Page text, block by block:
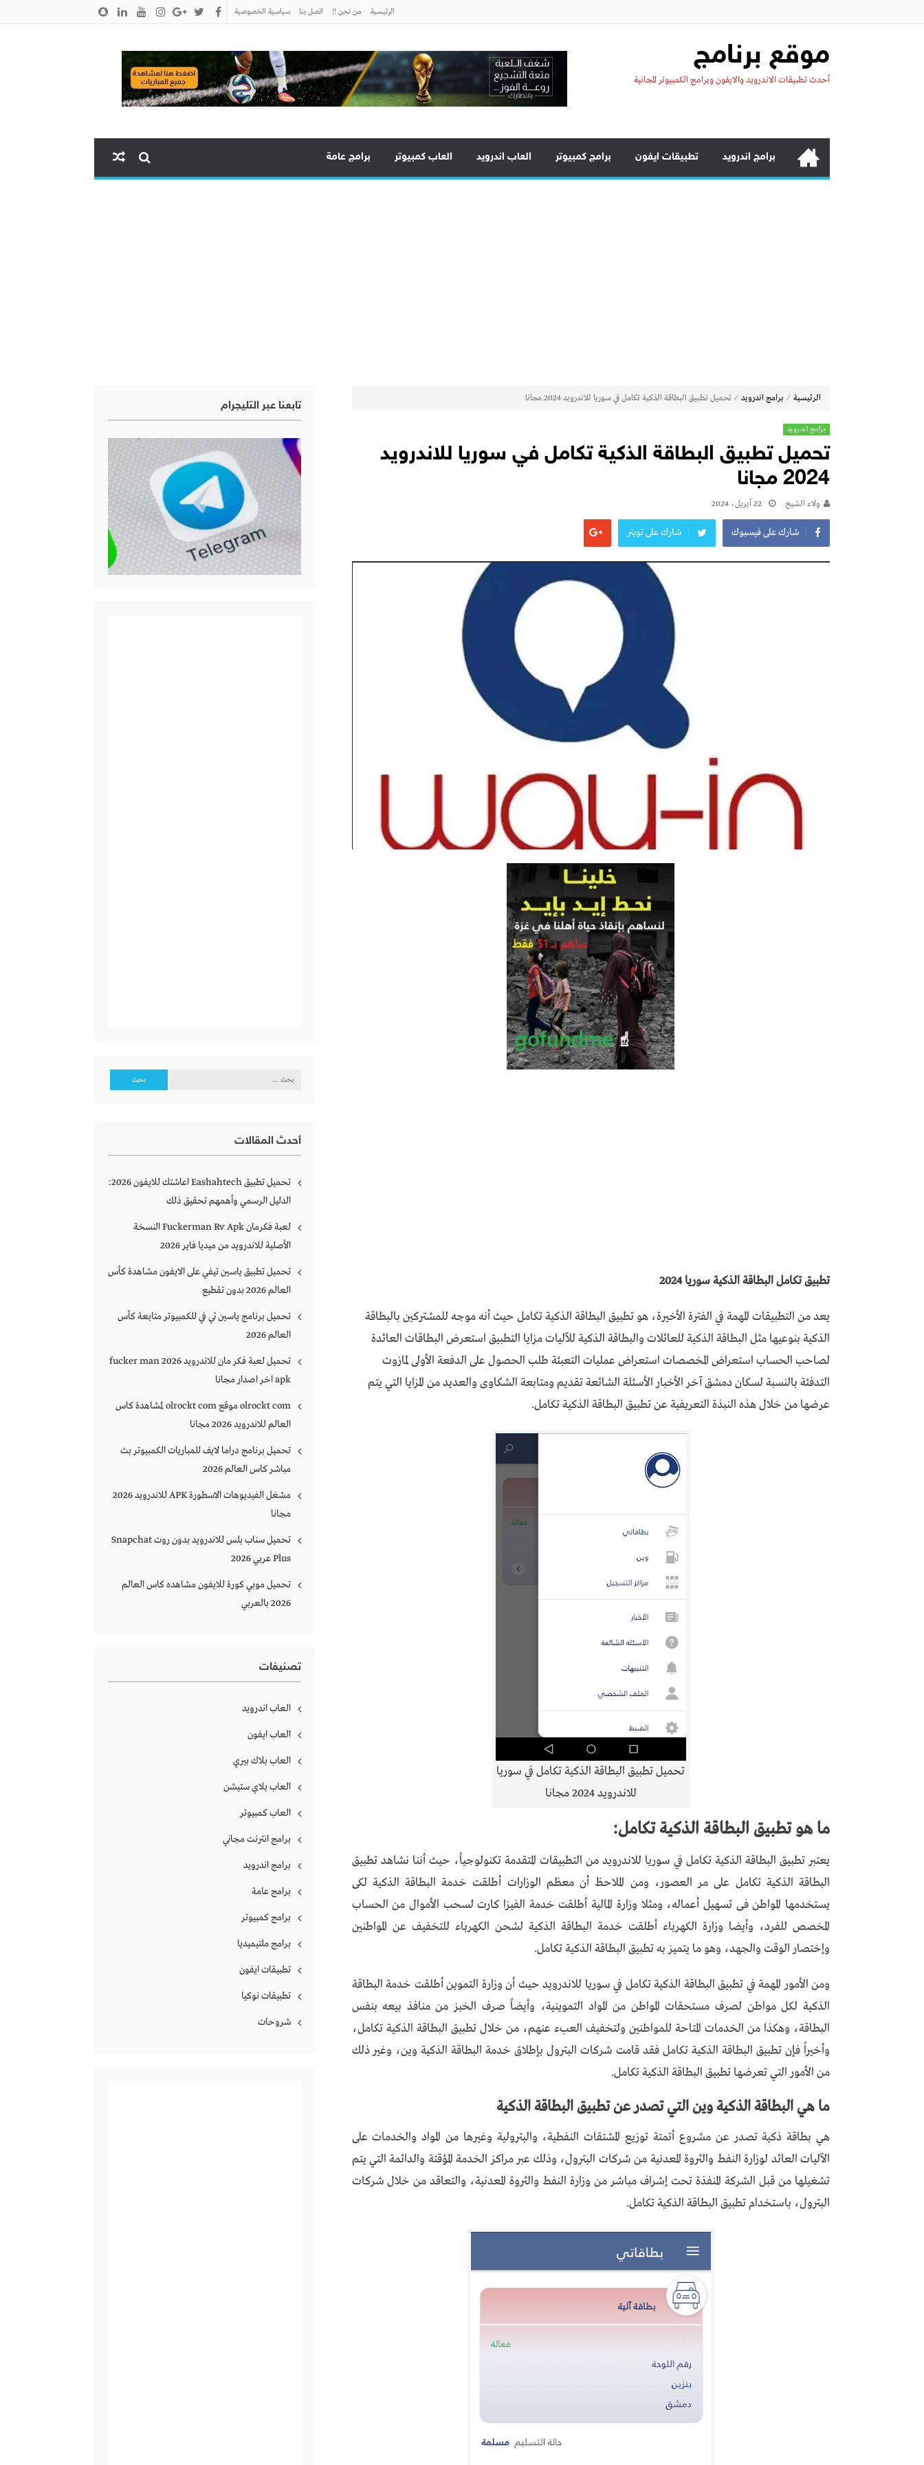
الرئيسية من نحن !! اتصل بنا سياسية الخصوصية
موقع برنامج
أحدث تطبيقات الاندرويد والايفون وبرامج الكمبيوتر المجانية
برامج اندرويد تطبيقات ايفون برامج كمبيوتر العاب اندرويد العاب كمبيوتر برامج عامة
الرئيسية ⁄ برامج اندرويد ⁄ تحميل تطبيق البطاقة الذكية تكامل في سوريا للاندرويد 2024 مجانا
برامج اندرويد
تحميل تطبيق البطاقة الذكية تكامل في سوريا للاندرويد
2024 مجانا
ولاء الشيخ 22 أبريل، 2024
شارك على فيسبوك شارك على تويتر
تطبيق تكامل البطاقة الذكية سوريا 2024
يعد من التطبيقات المهمة في الفترة الأخيرة، هو تطبيق البطاقة الذكية تكامل حيث أنه موجه للمشتركين بالبطاقة
الذكية بنوعيها مثل البطاقة الذكية للعائلات والبطاقة الذكية للآليات مزايا التطبيق استعرض البطاقات العائدة
لصاحب الحساب استعراض المخصصات استعراض عمليات التعبئة طلب الحصول على الدفعة الأولى لمازوت
التدفئة بالنسبة لسكان دمشق آخر الأخبار الأسئلة الشائعة تقديم ومتابعة الشكاوى والعديد من المزايا التي يتم
عرضها من خلال هذه النبذة التعريفية عن تطبيق البطاقة الذكية تكامل.
تحميل تطبيق البطاقة الذكية تكامل في سوريا
للاندرويد 2024 مجانا
ما هوتطبيق البطاقة الذكية تكامل:
يعتبر تطبيق البطاقة الذكية تكامل في سوريا للاندرويد من التطبيقات المتقدمة تكنولوجياً، حيث أننا نشاهد تطبيق
البطاقة الذكية تكامل على مر العصور، ومن الملاحظ أن معظم الوزارات أطلقت خدمة البطاقة الذكية لكى
يستخدمها المواطن فى تسهيل أعماله، ومثلا وزارة المالية أطلقت خدمة الفيزا كارت لسحب الأموال من الحساب
المخصص للفرد، وأيضا وزارة الكهرباء أطلقت خدمة البطاقة الذكية لشحن الكهرباء للتخفيف عن المواطنين
وإختصار الوقت والجهد، وهو ما يتميز به تطبيق البطاقة الذكية تكامل.
ومن الأمور المهمة في تطبيق البطاقة الذكية تكامل في سوريا للاندرويد حيث أن وزارة التموين أطلقت خدمة البطاقة
الذكية لكل مواطن لصرف مستحقات المواطن من المواد التموينية، وأيضاً صرف الخبز من منافذ بيعه بنفس
البطاقة، وهكذا من الخدمات المتاحة للمواطنين ولتخفيف العبء عنهم، من خلال تطبيق البطاقة الذكية تكامل،
وأخيراً فإن تطبيق البطاقة الذكية تكامل فقد قامت شركات البترول بإطلاق خدمة البطاقة الذكية وين، وغير ذلك
من الأمور التي تعرضها تطبيق البطاقة الذكية تكامل.
ما هي البطاقة الذكية وين التي تصدر عنتطبيق البطاقة الذكية
هي بطاقة ذكية تصدر عن مشروع أتمتة توزيع المشتقات النفطية، والبترولية وغيرها من المواد والخدمات على
الآليات العائد لوزارة النفط والثروة المعدنية من شركات البترول، وذلك عبر مراكز الخدمة المؤقتة والدائمة التي يتم
تشغيلها من قبل الشركة المنفذة تحت إشراف مباشر من وزارة النفط والثروة المعدنية، والتعاقد من خلال شركات
البترول، باستخدام تطبيق البطاقة الذكية تكامل.
تابعنا عبر التليجرام
البحث
أحدث المقالات
تحميل تطبيق Eashahtech اعاشتك للايفون 2026:
الدليل الرسمي وأهمهم تحقيق ذلك
لعبة فكرمان Fuckerman Rv Apk النسخة
الأصلية للاندرويد من ميديا فاير 2026
تحميل تطبيق ياسين تيفي على الايفون مشاهدة كأس
العالم 2026 بدون تقطيع
تحميل برنامج ياسين تي في للكمبيوتر متابعة كأس
العالم 2026
تحميل لعبة فكر مان للاندرويد 2026 fucker man
apk اخر اصدار مجانا
olrockt com موقع olrockt com لمشاهدة كاس
العالم للاندرويد 2026 مجانا
تحميل برنامج دراما لايف للمباريات الكمبيوتر بث
مباشر كاس العالم 2026
مشغل الفيديوهات الاسطورة APK للاندرويد 2026
مجانا
تحميل سناب بلس للاندرويد بدون روت Snapchat
Plus‏ عربي 2026
تحميل موبي كورة للايفون مشاهده كاس العالم
2026 بالعربي
تصنيفات
العاب اندرويد
العاب ايفون
العاب بلاك بيري
العاب بلاي ستيشن
العاب كمبيوتر
برامج انترنت مجاني
برامج اندرويد
برامج عامة
برامج كمبيوتر
برامج ملتيميديا
تطبيقات ايفون
تطبيقات نوكيا
شروحات